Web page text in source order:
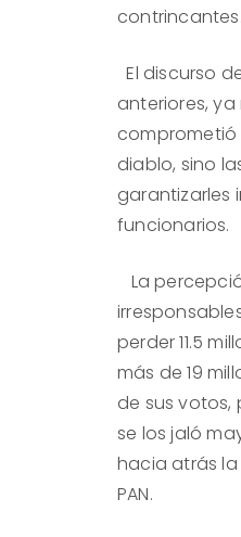
contrincantes.
El discurso
anteriores,
comprometió
diablo, sino
garantizarles
funcionarios.
La
perder 11.5
más de 19
de sus votos,
se los jaló
hacia atrás la
PAN.